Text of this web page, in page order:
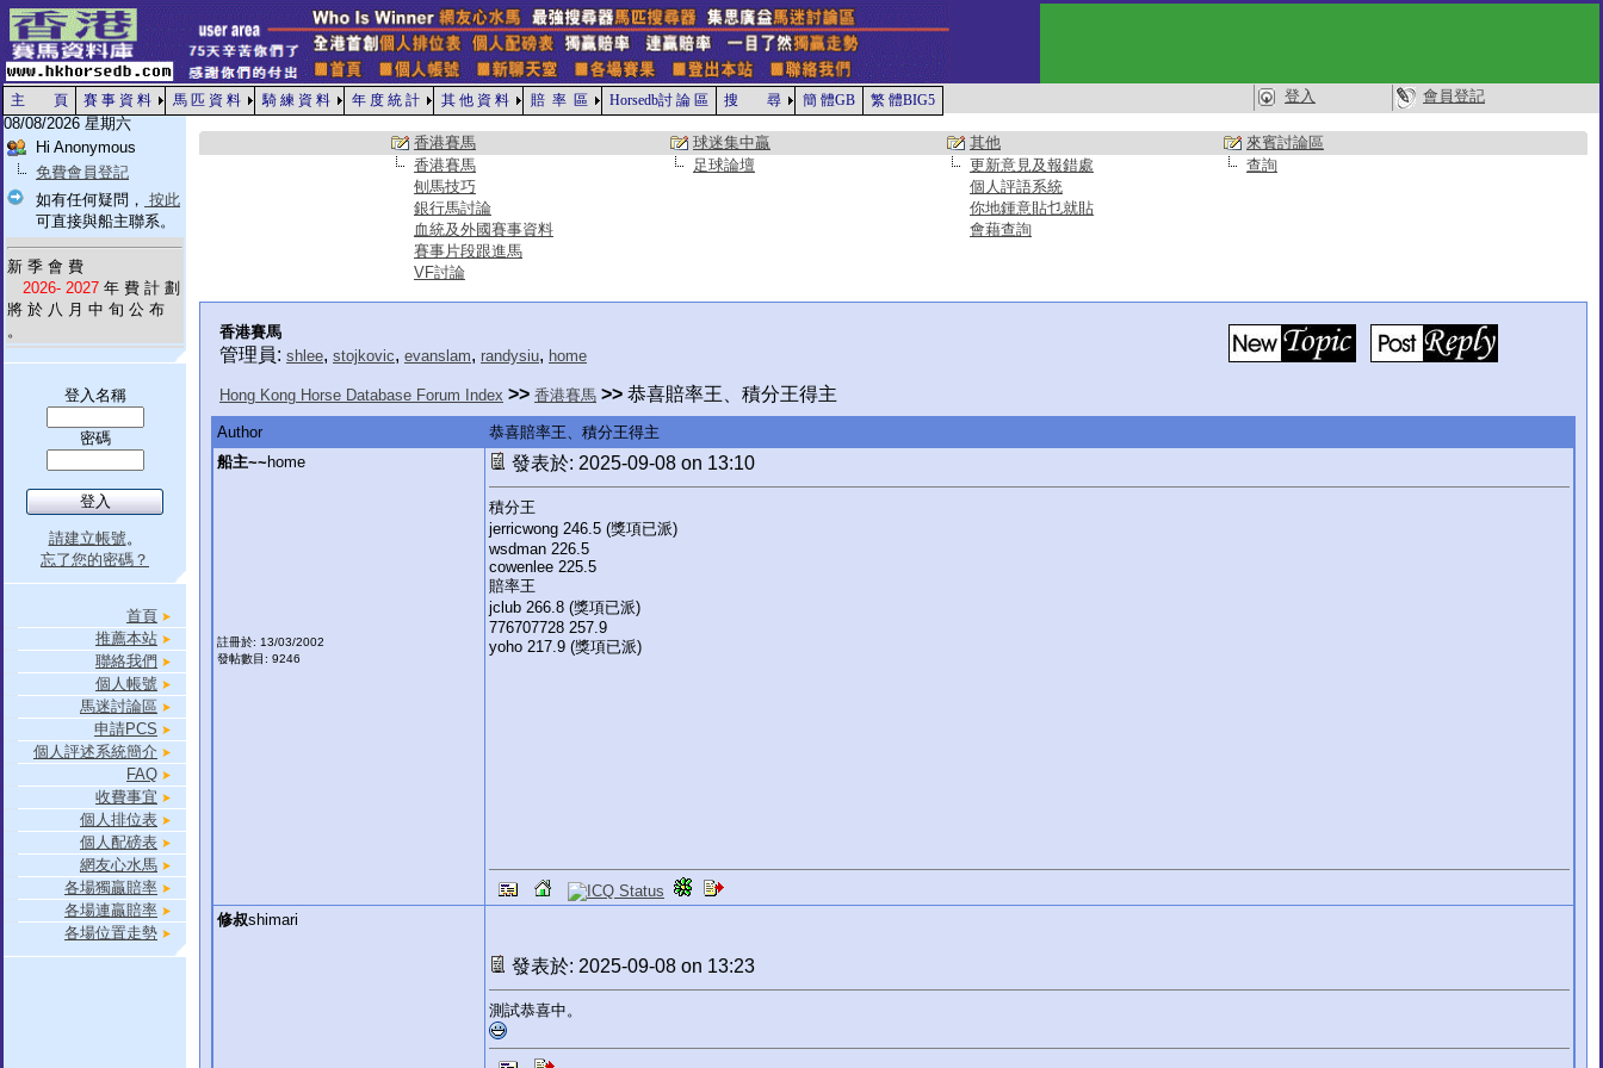
主 頁 賽 事 資 料 馬 匹 資 料 騎 練 資 料 年 度 統 計 其 他 資 料 賠 率 區 Horsedb討 論 區 搜 尋 簡 體GB 繁 體BIG5 登入
會員登記
08/08/2026 星期六
Hi Anonymous
免費會員登記
如有任何疑問， 按此
可直接與船主聯系。
新 季 會 費
2026- 2027 年 費 計 劃
將 於 八 月 中 旬 公 布
。
登入名稱
密碼
請建立帳號。
忘了您的密碼？
首頁
推薦本站
聯絡我們
個人帳號
馬迷討論區
申請PCS
個人評述系統簡介
FAQ
收費事宜
個人排位表
個人配磅表
網友心水馬
各場獨贏賠率
各場連贏賠率
各場位置走勢
香港賽馬 球迷集中贏 其他
來賓討論區
香港賽馬
足球論壇 更新意見及報錯處
查詢
刨馬技巧
個人評語系統
銀行馬討論
你地鍾意貼乜就貼
血統及外國賽事資料
會藉查詢
賽事片段跟進馬
VF討論
香港賽馬
管理員: shlee, stojkovic, evanslam, randysiu, home
Hong Kong Horse Database Forum Index >> 香港賽馬 >> 恭喜賠率王、積分王得主
Author
恭喜賠率王、積分王得主
船主~~ home
註冊於: 13/03/2002
發帖數目: 9246
發表於: 2025-09-08 on 13:10
積分王
jerricwong 246.5 (獎項已派)
wsdman 226.5
cowenlee 225.5
賠率王
jclub 266.8 (獎項已派)
776707728 257.9
yoho 217.9 (獎項已派)
修叔shimari
發表於: 2025-09-08 on 13:23
測試恭喜中。